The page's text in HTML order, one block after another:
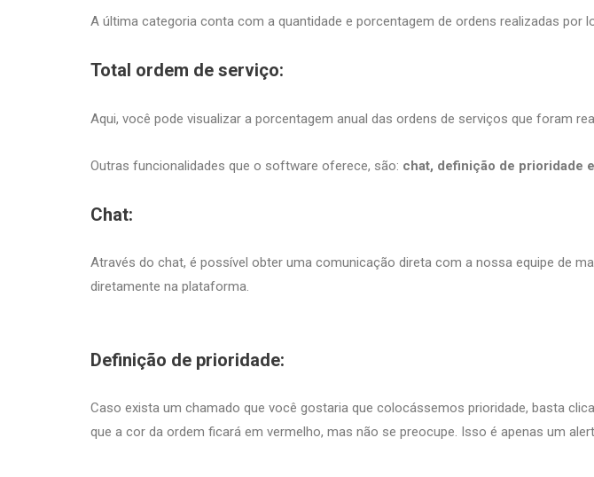
A última categoria conta com a quantidade e porcentagem de ordens realizadas por
Total ordem de serviço:
Aqui, você pode visualizar a porcentagem anual das ordens de serviços que foram
Outras funcionalidades que o software oferece, são: chat, definição de prioridade
Chat:
Através do chat, é possível obter uma comunicação direta com a nossa equipe de
diretamente na plataforma.
Definição de prioridade:
Caso exista um chamado que você gostaria que colocássemos prioridade, basta
que a cor da ordem ficará em vermelho, mas não se preocupe. Isso é apenas um